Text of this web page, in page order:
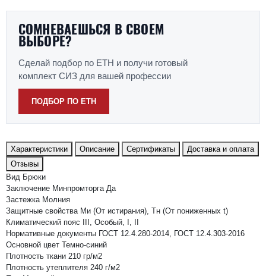
СОМНЕВАЕШЬСЯ В СВОЕМ
ВЫБОРЕ?
Сделай подбор по ЕТН и получи готовый
комплект СИЗ для вашей профессии
ПОДБОР ПО ЕТН
Характеристики Описание Сертификаты
Доставка и оплата
Отзывы
Вид Брюки
Заключение Минпромторга Да
Застежка Молния
Защитные свойства Ми (От истирания), Тн (От пониженных t)
Климатический пояс
III, Особый, I, II
Нормативные документы ГОСТ 12.4.280-2014, ГОСТ 12.4.303-2016
Основной цвет Темно-синий
Плотность ткани 210 гр/м2
Плотность утеплителя 240 г/м2